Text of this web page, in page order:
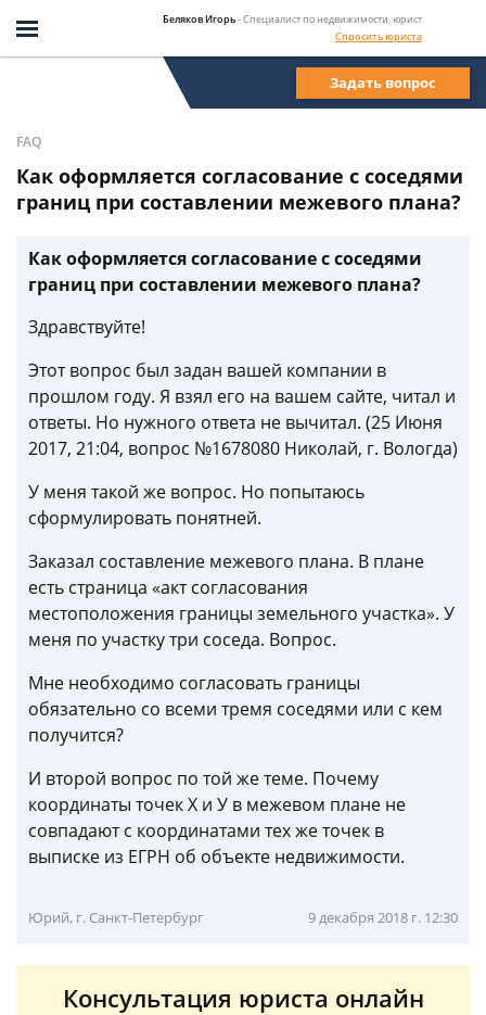
Беляков Игорь- Специалист по недвижимости, юрист
Спросить юриста
Задать вопрос
FAQ
Как оформляется согласование с соседями
границ при составлении межевого плана?
Как оформляется согласование с соседями
границ при составлении межевого плана?
Здравствуйте!
Этот вопрос был задан вашей компании в
прошлом году. Я взял его на вашем сайте, читал и
ответы. Но нужного ответа не вычитал. (25 Июня
2017, 21:04, вопрос №1678080 Николай, г. Вологда)
У меня такой же вопрос. Но попытаюсь
сформулировать понятней.
Заказал составление межевого плана. В плане
есть страница «акт согласования
местоположения границы земельного участка». У
меня по участку три соседа. Вопрос.
Мне необходимо согласовать границы
обязательно со всеми тремя соседями или с кем
получится?
И второй вопрос по той же теме. Почему
координаты точек Х и У в межевом плане не
совпадают с координатами тех же точек в
выписке из ЕГРН об объекте недвижимости.
Юрий, г. Санкт-Петербург 9 декабря 2018 г. 12:30
Консультация юриста онлайн